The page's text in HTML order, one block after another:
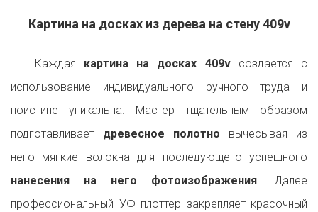
Картина на досках из дерева на стену 409v
Каждая картина на досках 409vсоздается с
использование индивидуального ручного труда и
поистине уникальна. Мастер тщательным образом
подготавливает древесное полотно вычесывая из
него мягкие волокна для последующего успешного
нанесения на него фотоизображения. Далее
профессиональный УФ плоттер закрепляет красочный